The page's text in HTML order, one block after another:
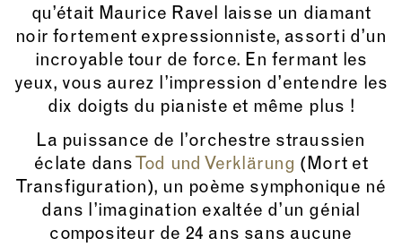
qu’était Maurice Ravel laisse un diamant
noir fortement expressionniste, assorti d’un
incroyable tour de force. En fermant les
yeux, vous aurez l’impression d’entendre les
dix doigts du pianiste et même plus !
La puissance de l’orchestre straussien
éclate dans
Tod und Verklärung (Mort et
Transfiguration), un poème symphonique né
dans l’imagination exaltée d’un génial
compositeur de 24 ans sans aucune